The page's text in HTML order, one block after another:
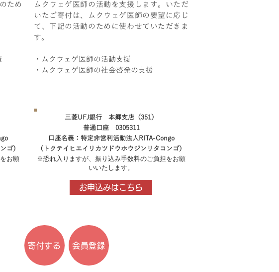
ため
ゴ）
お願
ムクウェゲ医師の活動を支援します。いただ
いたご寄付は、ムクウェゲ医師の要望に応じ
て、下記の活動のために使わせていただきま
す。
・ムクウェゲ医師の活動支援
・ムクウェゲ医師の社会啓発の支援
三菱UFJ銀行 本郷支店（351）
普通口座 0305311
口座名義：特定非営利活動法人RITA-Congo
（トクテイヒエイリカツドウホウジンリタコンゴ）
※恐れ入りますが、振り込み手数料のご負担をお願
いいたします。
お申込みはこちら
会員登録
寄付する